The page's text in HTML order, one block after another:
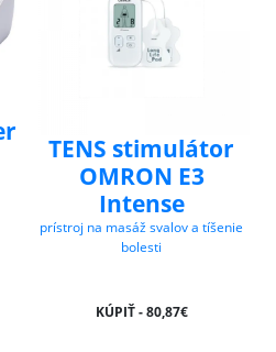
TENS stimulátor
OMRON E3
Intense
prístroj na masáž svalov a tíšenie
bolesti
KÚPIŤ - 80,87€